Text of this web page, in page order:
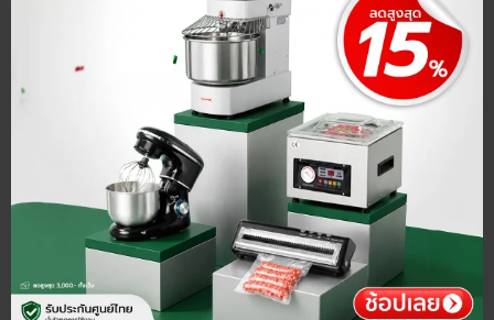
ราคาส่ง
สแลนกันแดด 50-90% สีเขียว
ขนาด 2×200 เมตร
ประกันศูนย์ไทย
ส่วนลด 15%
4.8
สแลนกันแดด 75-90% สีขาว
ขนาด 1x100 และ 2x100 เมตร
฿1,215.50
฿1,430.00
% กรองแสง